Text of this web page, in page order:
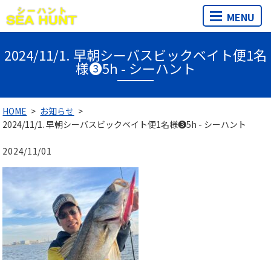
MENU
2024/11/1. 早朝シーバスビックベイト便1名
様❸5h - シーハント
HOME
お知らせ
2024/11/1. 早朝シーバスビックベイト便1名様❸5h - シーハント
2024/11/01